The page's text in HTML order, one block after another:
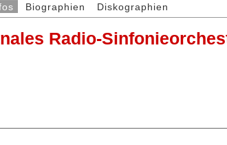
Biographien Diskographien
Radio-